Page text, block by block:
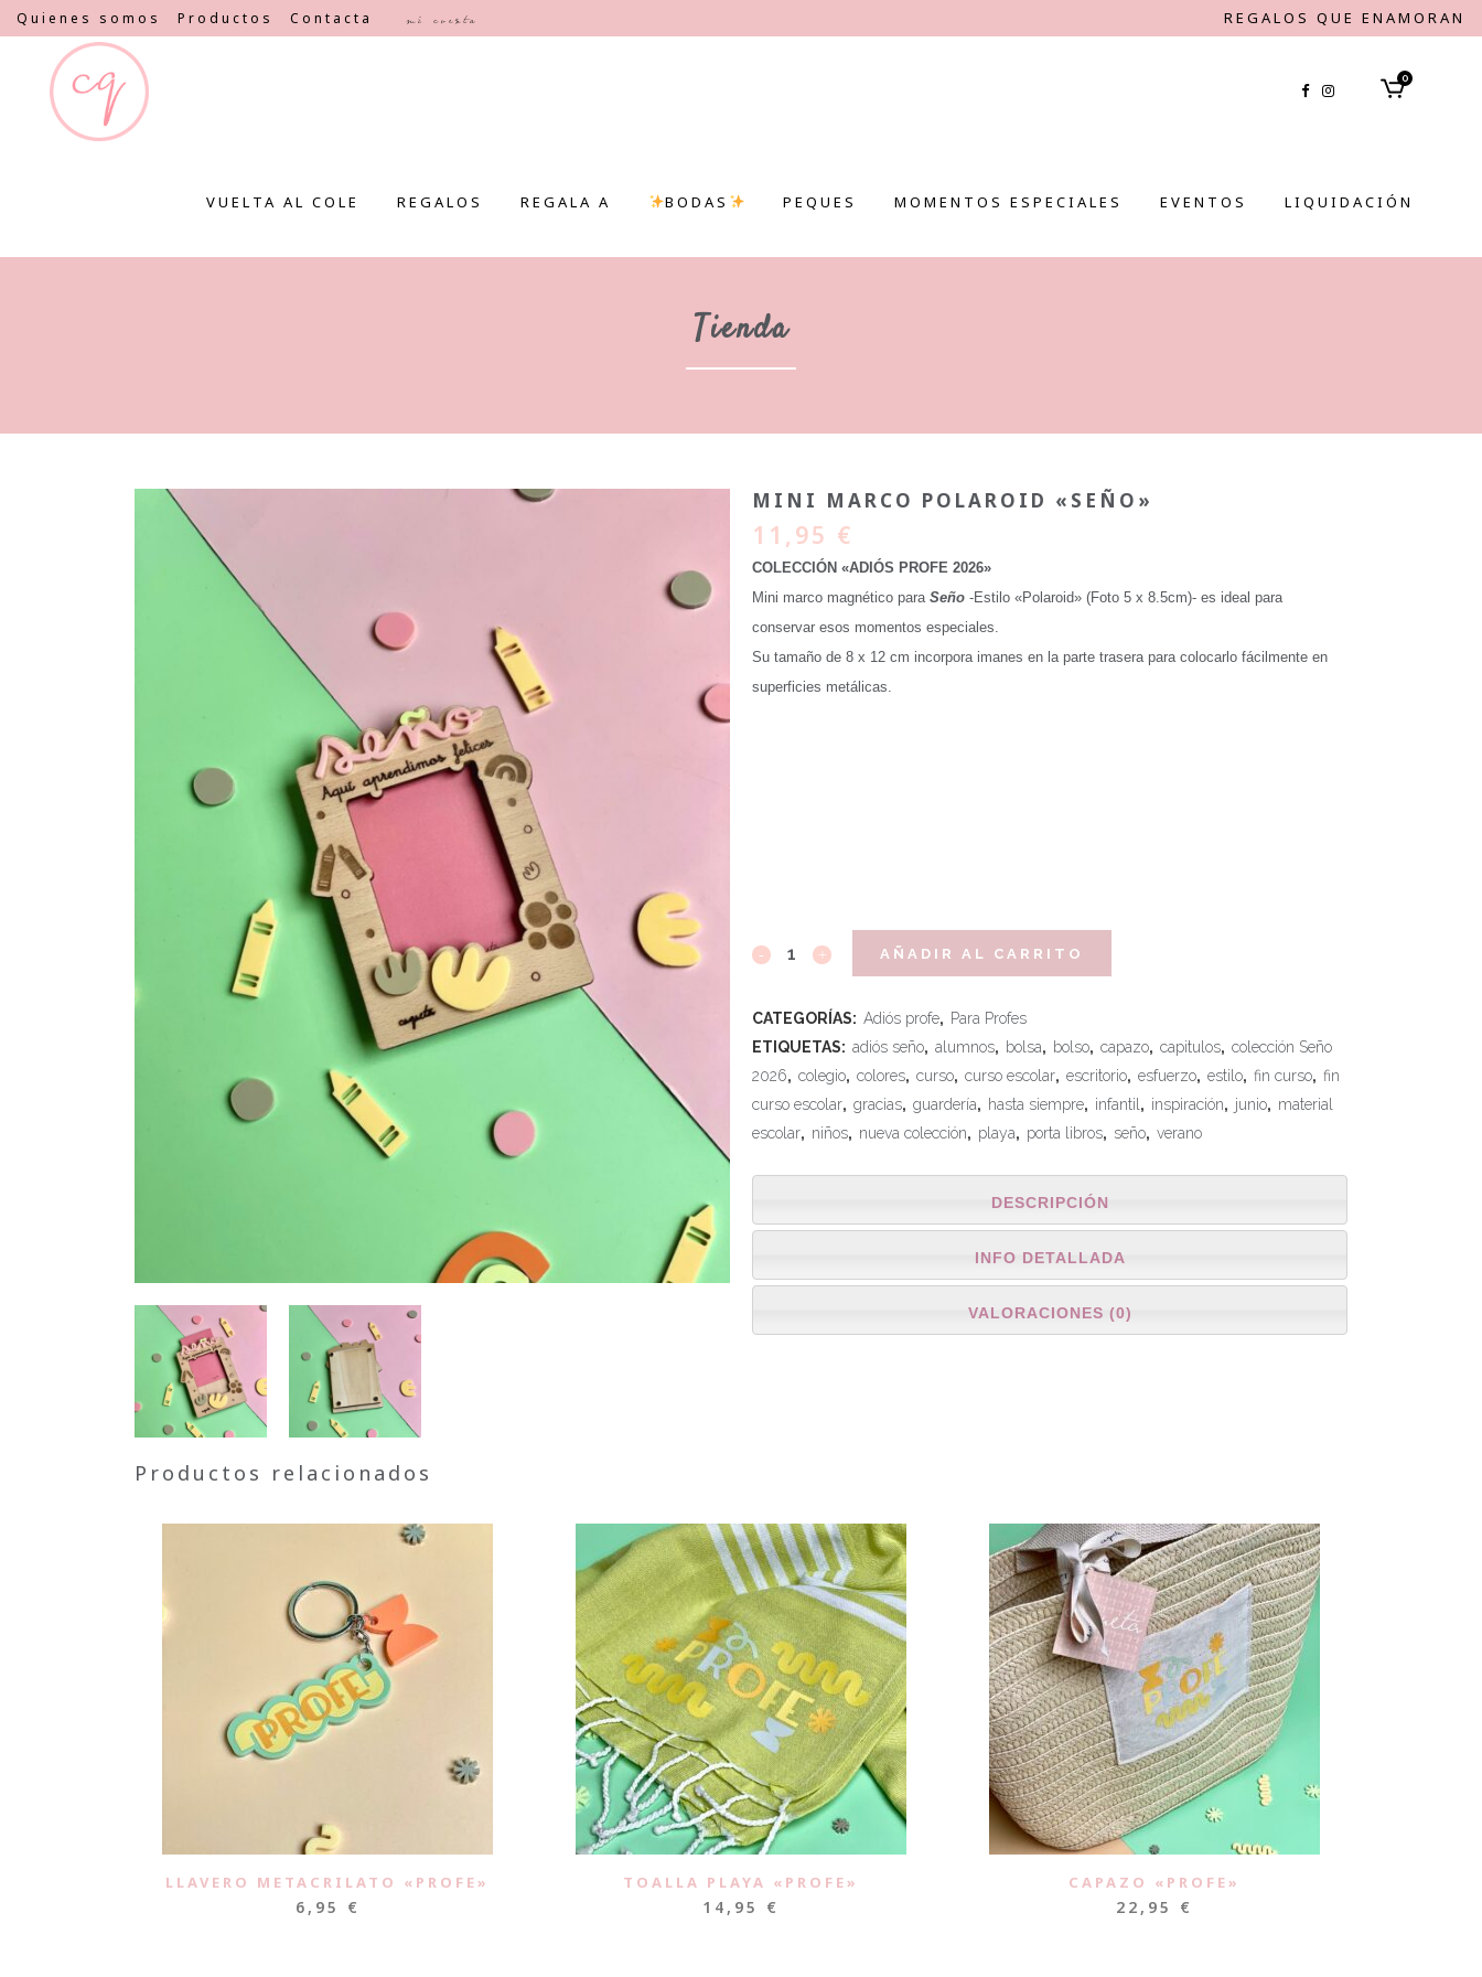
Quienes somos Productos Contacta Mi cuenta REGALOS QUE ENAMORAN
0
VUELTA AL COLE REGALOS REGALA A BODAS PEQUES MOMENTOS ESPECIALES EVENTOS LIQUIDACIÓN
Tienda
MINI MARCO POLAROID «SEÑO»
11,95 €
COLECCIÓN «ADIÓS PROFE 2026»
Mini marco magnético paraSeño -Estilo «Polaroid» (Foto 5 x 8.5cm)- es ideal para
conservar esos momentos especiales.
Su tamaño de 8 x 12 cm incorpora imanes en la parte trasera para colocarlo fácilmente en
superficies metálicas.
AÑADIR AL CARRITO
CATEGORÍAS: Adiós profe, Para Profes
ETIQUETAS: adiós seño, alumnos, bolsa, bolso, capazo, capitulos, colección Seño
2026, colegio, colores, curso, curso escolar, escritorio, esfuerzo, estilo, fin curso, fin
curso escolar, gracias, guardería, hasta siempre, infantil , inspiración, junio, material
escolar, niños, nueva colección, playa, porta libros, seño, verano
DESCRIPCIÓN
INFO DETALLADA
VALORACIONES (0)
Productos relacionados
LLAVERO METACRILATO «PROFE»
6,95 €
TOALLA PLAYA «PROFE»
14,95 €
CAPAZO «PROFE»
22,95 €